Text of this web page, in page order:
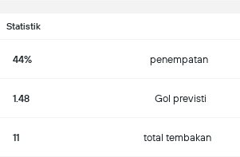
Statistik
44% penempatan
1.48 Gol previsti
11 total tembakan